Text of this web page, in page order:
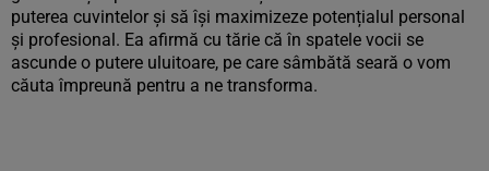
puterea cuvintelor și să își maximizeze potențialul personal
și profesional. Ea afirmă cu tărie că în spatele vocii se
ascunde o putere uluitoare, pe care sâmbătă seară o vom
căuta împreună pentru a ne transforma.